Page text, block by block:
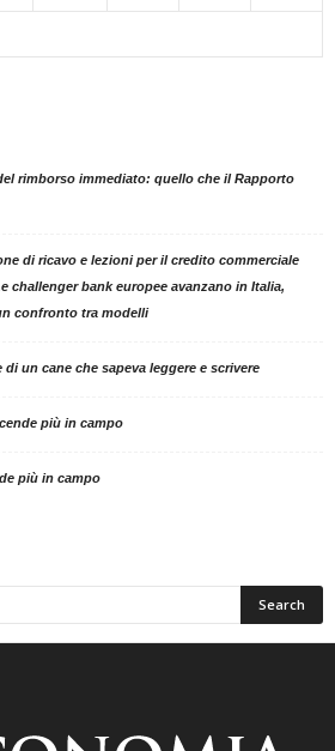
rimborso immediato: quello che il Rapporto
di ricavo e lezioni per il credito commerciale
challenger bank europee avanzano in Italia,
confronto tra modelli
un cane che sapeva leggere e scrivere
più in campo
più in campo